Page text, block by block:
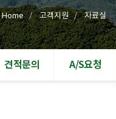
Home 고객지원 자료실
견적문의 A/S요청